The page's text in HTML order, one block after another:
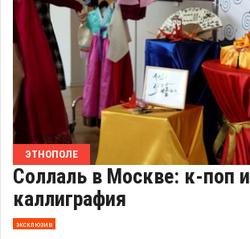
ЭТНОПОЛЕ
Соллаль в Москве: к-поп и
каллиграфия
эксклюзив